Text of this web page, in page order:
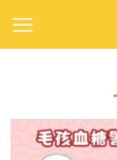
content